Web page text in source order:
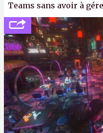
Teams sans avoir à
continent. Pauvre
bottes, Relic vient donc
casque.P.